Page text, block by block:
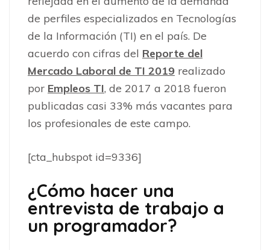
de perfiles especializados en Tecnologías
de la Información (TI) en el país. De
acuerdo con cifras del Reporte del
Mercado Laboral de TI 2019 realizado
por Empleos TI, de 2017 a 2018 fueron
publicadas casi 33% más vacantes para
los profesionales de este campo.
[cta_hubspot id=9336]
¿Cómo hacer una
entrevista de trabajo a
un programador?